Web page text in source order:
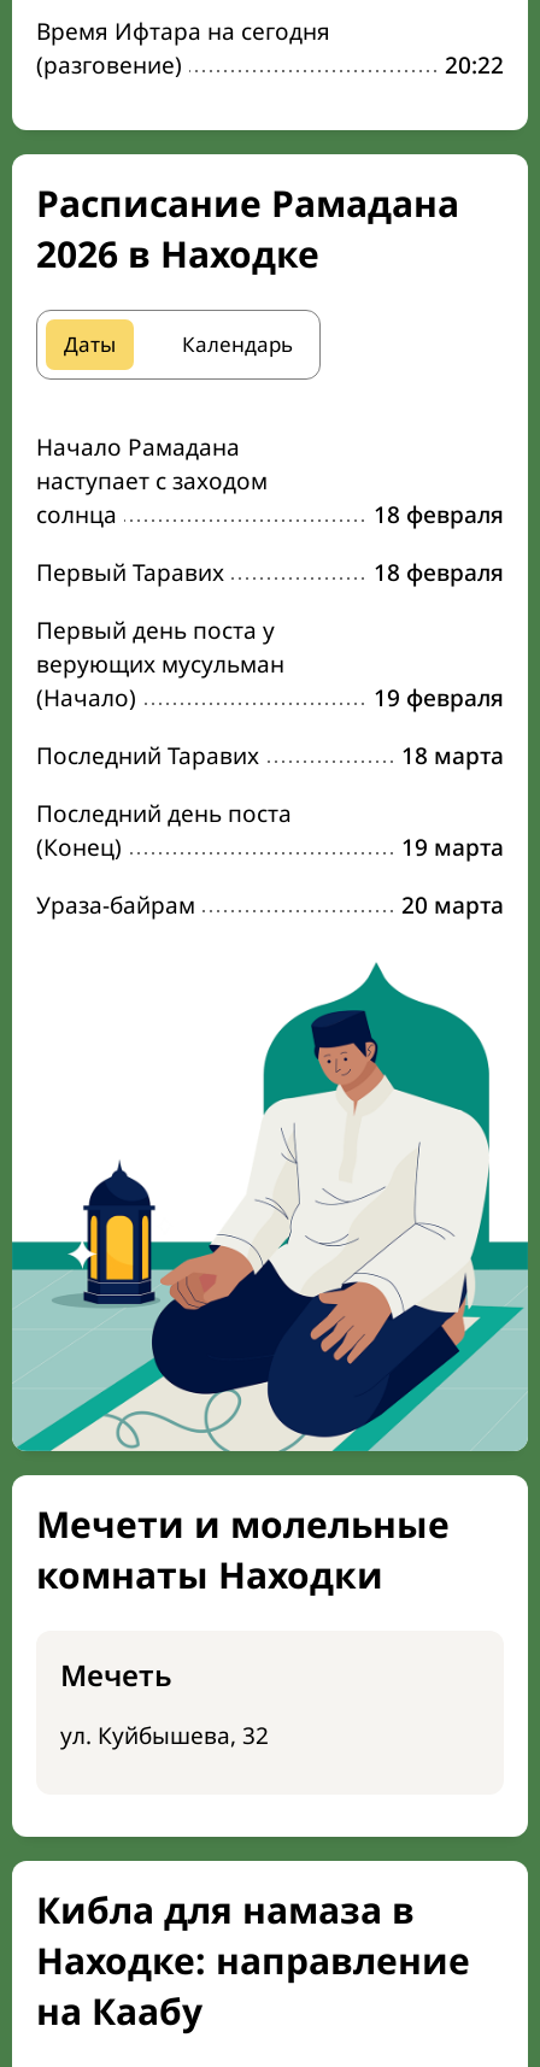
Время Ифтара на сегодня
(разговение)
20:22
Расписание Рамадана
2026 в Находке
Даты Календарь
Начало Рамадана
наступает с заходом
солнца
18 февраля
Первый Таравих
18 февраля
Первый день поста у
верующих мусульман
(Начало)
19 февраля
Последний Таравих
18 марта
Последний день поста
(Конец)
19 марта
Ураза-байрам
20 марта
Мечети и молельные
комнаты Находки
Мечеть
ул. Куйбышева, 32
Кибла для намаза в
Находке: направление
на Каабу